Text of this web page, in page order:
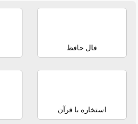
فال حافظ
استخاره با قرآن